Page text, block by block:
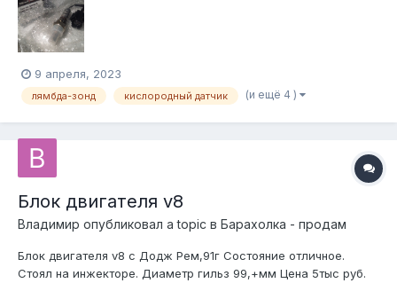
9 апреля, 2023
лямбда-зонд кислородный датчик (и ещё 4 )
Блок двигателя v8
Bладимир опубликовал a topic в Барахолка - продам
Блок двигателя v8 с Додж Рем,91г Состояние отличное.
Стоял на инжекторе. Диаметр гильз 99,+мм Цена 5тыс руб.